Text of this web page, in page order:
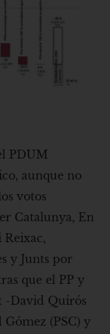
PDUM
aunque no
votos
Catalunya, En
y Junts por
que el PP y
-David Quirós
Gómez (PSC) y